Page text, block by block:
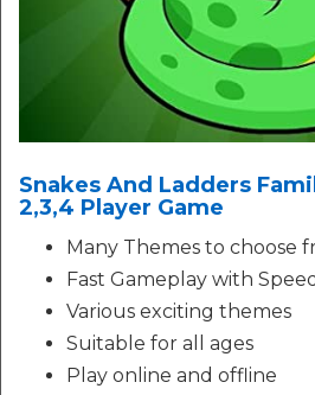
Snakes And Ladders
2,3,4 Player Game
Many Themes to choose
Fast Gameplay with
Various exciting themes
Suitable for all ages
Play online and offline